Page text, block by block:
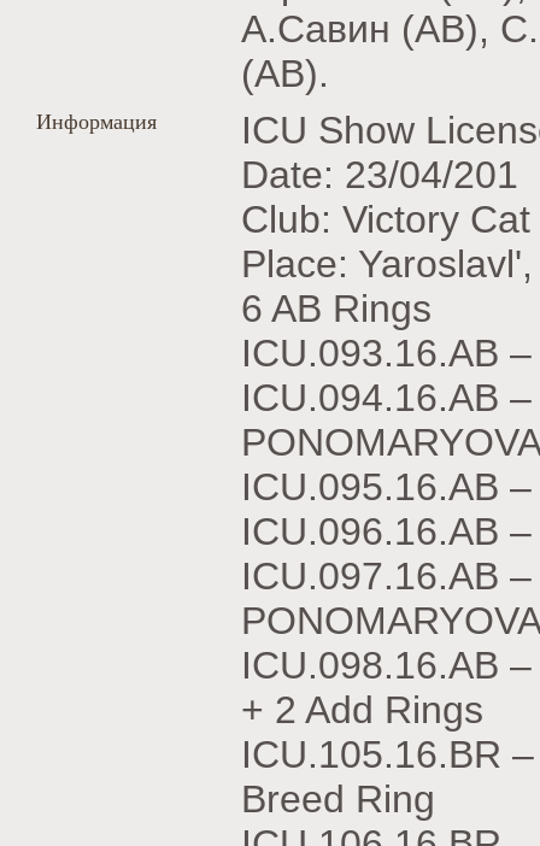
А.Савин (AB),
(AB).
Информация
ICU Show
Date: 23/04/201
Club: Victory
Place:
6 AB Rings
ICU.093.16.АВ
ICU.094.16.АВ
ICU.095.16.АВ
ICU.096.16.АВ
ICU.097.16.АВ
ICU.098.16.АВ
+ 2 Add Rings
ICU.105.16.BR
Breed Ring